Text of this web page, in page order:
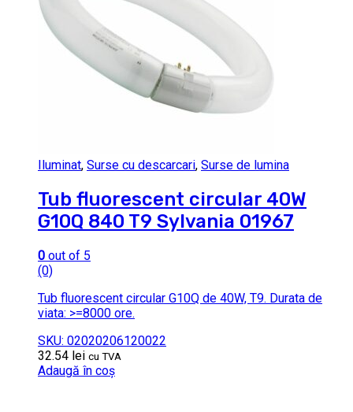
Iluminat, Surse cu descarcari, Surse de lumina
Tub fluorescent circular 40W
G10Q 840 T9 Sylvania 01967
0 out of 5
(0)
Tub fluorescent circular G10Q de 40W, T9. Durata de
viata: >=8000 ore.
SKU: 02020206120022
32.54 lei cu TVA
Adaugă în coș